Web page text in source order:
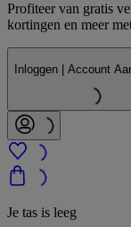
Profiteer van gratis
kortingen en meer
Inloggen | Account
Je tas is leeg